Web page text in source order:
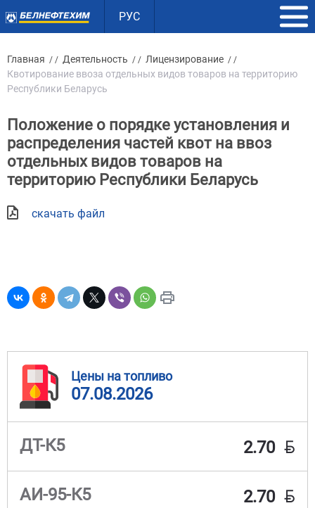
РУС
Главная / / Деятельность / / Лицензирование / /
Квотирование ввоза отдельных видов товаров на территорию
Республики Беларусь
Положение о порядке установления и
распределения частей квот на ввоз
отдельных видов товаров на
территорию Республики Беларусь
скачать файл
Цены на топливо
07.08.2026
ДТ-К5 2.70 BYN
АИ-95-К5 2.70 BYN